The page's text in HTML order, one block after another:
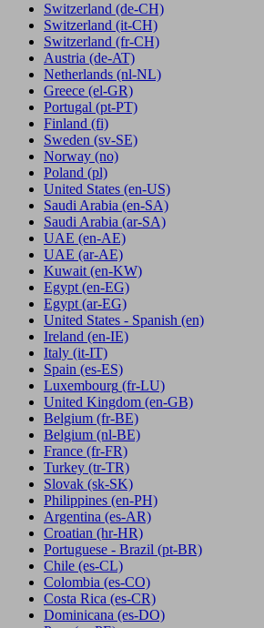
Switzerland (de-CH)
Switzerland (it-CH)
Switzerland (fr-CH)
Austria (de-AT)
Netherlands (nl-NL)
Greece (el-GR)
Portugal (pt-PT)
Finland (fi)
Sweden (sv-SE)
Norway (no)
Poland (pl)
United States (en-US)
Saudi Arabia (en-SA)
Saudi Arabia (ar-SA)
UAE (en-AE)
UAE (ar-AE)
Kuwait (en-KW)
Egypt (en-EG)
Egypt(ar-EG)
United States - Spanish (en)
Ireland (en-IE)
Italy (it-IT)
Spain (es-ES)
Luxembourg (fr-LU)
United Kingdom (en-GB)
Belgium (fr-BE)
Belgium (nl-BE)
France (fr-FR)
Turkey (tr-TR)
Slovak (sk-SK)
Philippines (en-PH)
Argentina (es-AR)
Croatian (hr-HR)
Portuguese - Brazil (pt-BR)
Chile (es-CL)
Colombia (es-CO)
Costa Rica (es-CR)
Dominicana (es-DO)